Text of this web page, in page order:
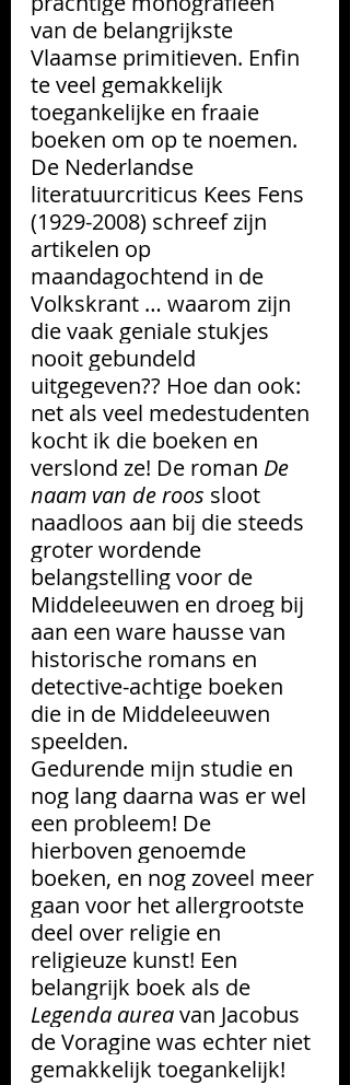
van de belangrijkste
Vlaamse primitieven. Enfin
te veel gemakkelijk
toegankelijke en fraaie
boeken om op te noemen.
De Nederlandse
literatuurcriticus Kees Fens
(1929-2008) schreef zijn
artikelen op
maandagochtend in de
Volkskrant … waarom zijn
die vaak geniale stukjes
nooit gebundeld
uitgegeven?? Hoe dan ook:
net als veel medestudenten
kocht ik die boeken en
verslond ze! De roman De
naam van de roos sloot
naadloos aan bij die steeds
groter wordende
belangstelling voor de
Middeleeuwen en droeg bij
aan een ware hausse van
historische romans en
detective-achtige boeken
die in de Middeleeuwen
speelden.
Gedurende mijn studie en
nog lang daarna was er wel
een probleem! De
hierboven genoemde
boeken, en nog zoveel meer
gaan voor het allergrootste
deel over religie en
religieuze kunst! Een
belangrijk boek als de
Legenda aurea van Jacobus
de Voragine was echter niet
gemakkelijk toegankelijk!